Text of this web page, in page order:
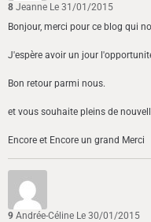
8 Jeanne Le 31/01/2015
Bonjour, merci pour ce blog qui
J'espère avoir un jour
Bon retour parmi nous.
et vous souhaite pleins de
Encore et Encore un grand Merci
9 Andrée-Céline Le 30/01/2015